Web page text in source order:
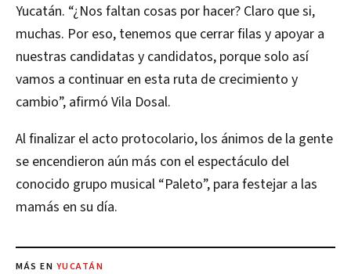
Yucatán. “¿Nos faltan cosas por hacer? Claro que si,
muchas. Por eso, tenemos que cerrar filas y apoyar a
nuestras candidatas y candidatos, porque solo así
vamos a continuar en esta ruta de crecimiento y
cambio”, afirmó Vila Dosal.
Al finalizar el acto protocolario, los ánimos de la gente
se encendieron aún más con el espectáculo del
conocido grupo musical “Paleto”, para festejar a las
mamás en su día.
MÁS EN YUCATÁN